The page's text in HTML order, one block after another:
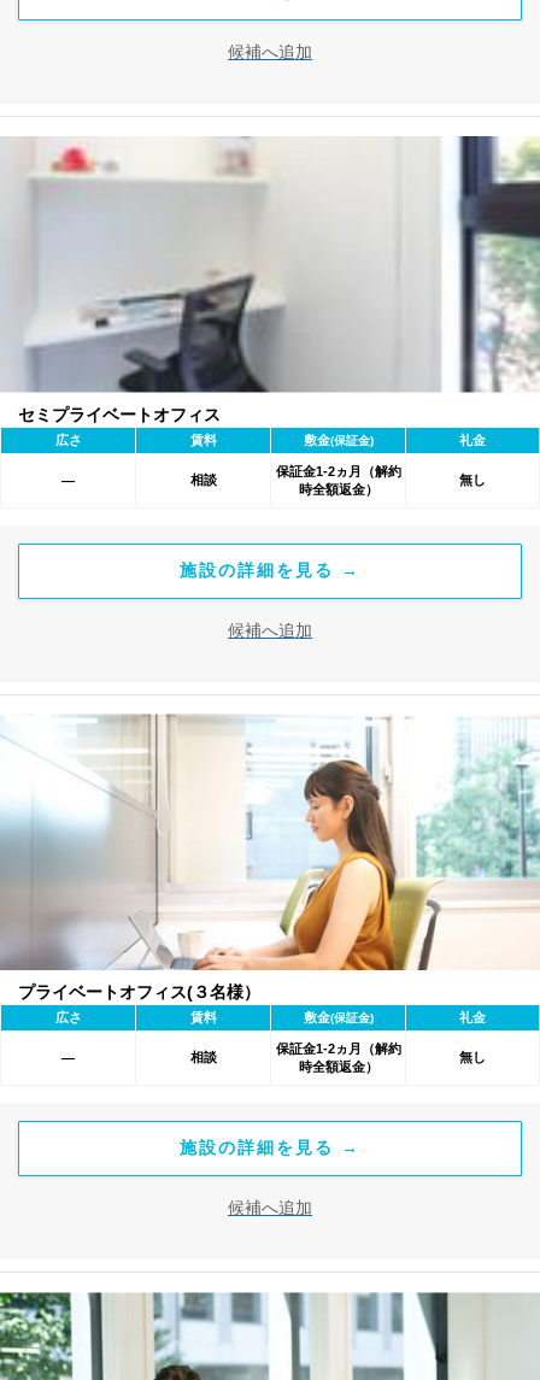
候補へ追加
セミプライベートオフィス
広さ 賃料 敷金(保証金) 礼金
― 相談
保証金1-2ヵ月（解約
時全額返金）
無し
施設の詳細を見る →
候補へ追加
プライベートオフィス(３名様）
広さ 賃料 敷金(保証金) 礼金
― 相談
保証金1-2ヵ月（解約
時全額返金）
無し
施設の詳細を見る →
候補へ追加